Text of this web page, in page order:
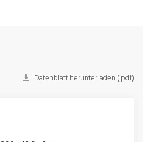
Datenblatt herunterladen (.pdf)